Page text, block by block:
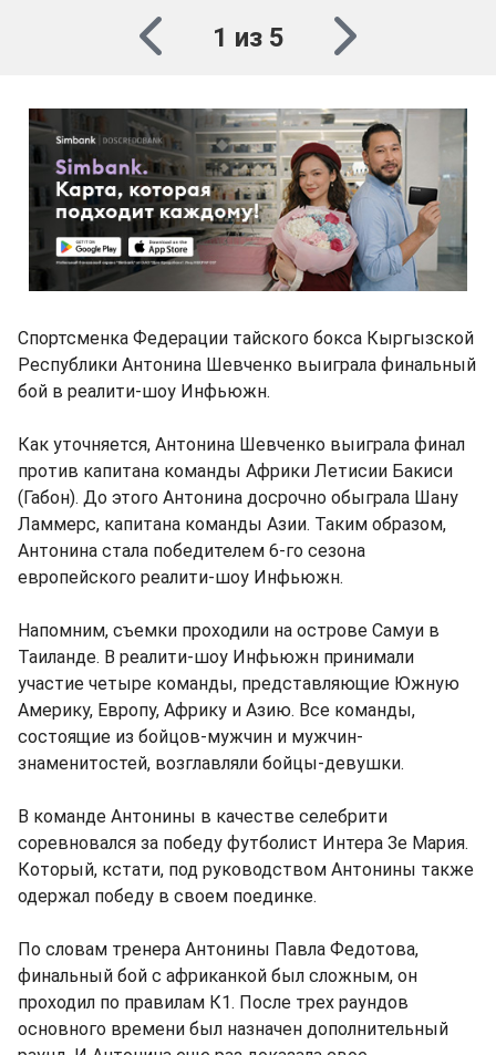
1 из 5
Спортсменка Федерации тайского бокса Кыргызской
Республики Антонина Шевченко выиграла финальный
бой в реалити-шоу Инфьюжн.
Как уточняется, Антонина Шевченко выиграла финал
против капитана команды Африки Летисии Бакиси
(Габон). До этого Антонина досрочно обыграла Шану
Ламмерс, капитана команды Азии. Таким образом,
Антонина стала победителем 6-го сезона
европейского реалити-шоу Инфьюжн.
Напомним, съемки проходили на острове Самуи в
Таиланде. В реалити-шоу Инфьюжн принимали
участие четыре команды, представляющие Южную
Америку, Европу, Африку и Азию. Все команды,
состоящие из бойцов-мужчин и мужчин-
знаменитостей, возглавляли бойцы-девушки.
В команде Антонины в качестве селебрити
соревновался за победу футболист Интера Зе Мария.
Который, кстати, под руководством Антонины также
одержал победу в своем поединке.
По словам тренера Антонины Павла Федотова,
финальный бой с африканкой был сложным, он
проходил по правилам К1. После трех раундов
основного времени был назначен дополнительный